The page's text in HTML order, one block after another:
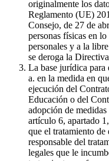
originalmente los
Reglamento (UE)
Consejo, de 27 de
personas físicas en
personales y a la
se deroga la
La base jurídica para
a. en la medida en
ejecución del
Educación o del
adopción de
artículo 6, apartado
que el tratamiento de
responsable del
legales que le